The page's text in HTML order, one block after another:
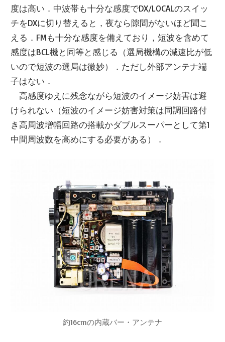
度は高い．中波帯も十分な感度でDX/LOCALのスイッ
チをDXに切り替えると，夜なら隙間がないほど聞こ
える．FMも十分な感度を備えており，短波を含めて
感度はBCL機と同等と感じる（選局機構の減速比が低
いので短波の選局は微妙）．ただし外部アンテナ端
子はない．
高感度ゆえに残念ながら短波のイメージ妨害は避
けられない（短波のイメージ妨害対策は同調回路付
き高周波増幅回路の搭載かダブルスーパーとして第1
中間周波数を高めにする必要がある）．
約16cmの内蔵バー・アンテナ